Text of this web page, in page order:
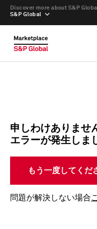
S&P Global
Discover more about S&P
申しわけありませ
エラーが発生しま
もう一度してくだ
問題が解決しない場合